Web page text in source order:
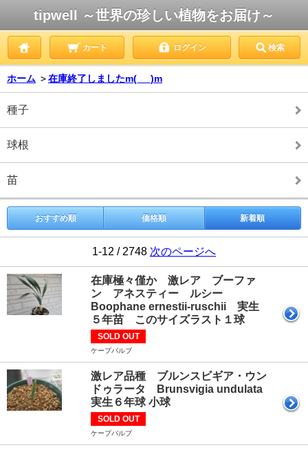
tipwell ～世界の珍しい植物をお届け～
カート ログイン 検索
ホーム ＞在庫終了しましたm(_ _)m
種子
球根
苗
おすすめ順 価格順 新着順
1-12 / 2748 次のページへ
在庫極々僅か 激レア ブーファ
ン アネスティー ルシー
Boophane ernestii-ruschii 実生
５年苗 このサイズラスト１球
SOLD OUT
ケープバルブ
激レア品種 ブルンスビギア・ウン
ドゥラータ Brunsvigia undulata
実生６年球 小球
SOLD OUT
ケープバルブ